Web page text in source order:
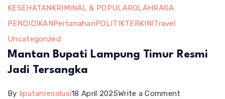
KESEHATANKRIMINAL & POPULAROLAHRAGA
PENDIDIKANPertanahanPOLITIKTERKINITravel
Uncategorized
Mantan Bupati Lampung Timur Resmi
Jadi Tersangka
By liputanresolusi18 April 2025Write a Comment